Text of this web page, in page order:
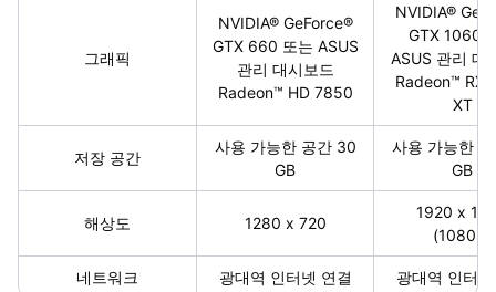
그래픽
NVIDIA® GeForce®
GTX 660 또는 ASUS
관리 대시보드
Radeon™ HD 7850
NVIDIA®
GTX 1060
ASUS 관리 대
Radeon™ RX
XT
저장 공간
사용 가능한 공간 30
GB
사용 가능한
GB
해상도 1280 x 720
1920 x
(1080p)
네트워크 광대역 인터넷 연결 광대역 인터